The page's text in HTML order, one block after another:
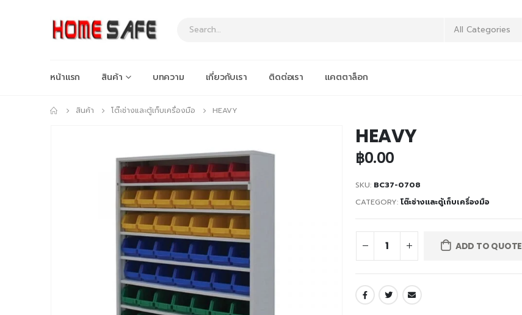
All Categories
หน้าแรก สินค้า บทความ เกี่ยวกับเรา ติดต่อเรา แคตตาล็อก
สินค้า โต๊ะช่างและตู้เก็บเครื่องมือ HEAVY
HEAVY
฿0.00
SKU: BC37-0708
CATEGORY: โต๊ะช่างและตู้เก็บเครื่องมือ
ADD TO QUOTE